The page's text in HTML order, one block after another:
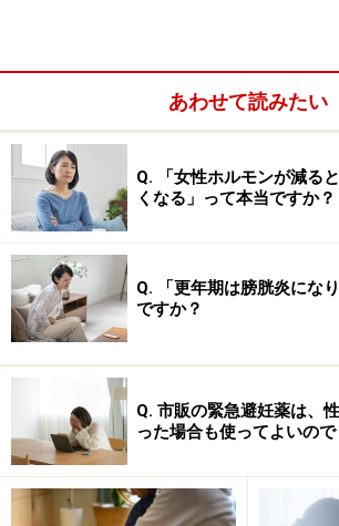
」なども特徴です。ちなみに卵巣に
宮内膜症をチョコレートのう腫とも言
毎月の生理のたびに出血して卵巣内に
血がちょうど溶かしたチョコレートの
（＝のう腫）に見えるので「チョコレ
※記事内容は執筆時点のものです。最新の内
い。
※当サイトにおける医師・医療従事者等によ
断・治療行為ではありません。診断・治療を
切な医療機関での受診をおすすめいたします
個人の見解によるものであり、全ての方への
のではありません。当サイトで提供する情報
かなる損害についても、当社、各ガイド、そ
情報提供者は一切の責任を負いかねます。
免責事項
あわせて読みたい
Q. 「女性ホルモンが減る
くなる」って本当ですか？
Q. 「更年期は膀胱炎にな
ですか？
Q. 市販の緊急避妊薬は、
った場合も使ってよいので